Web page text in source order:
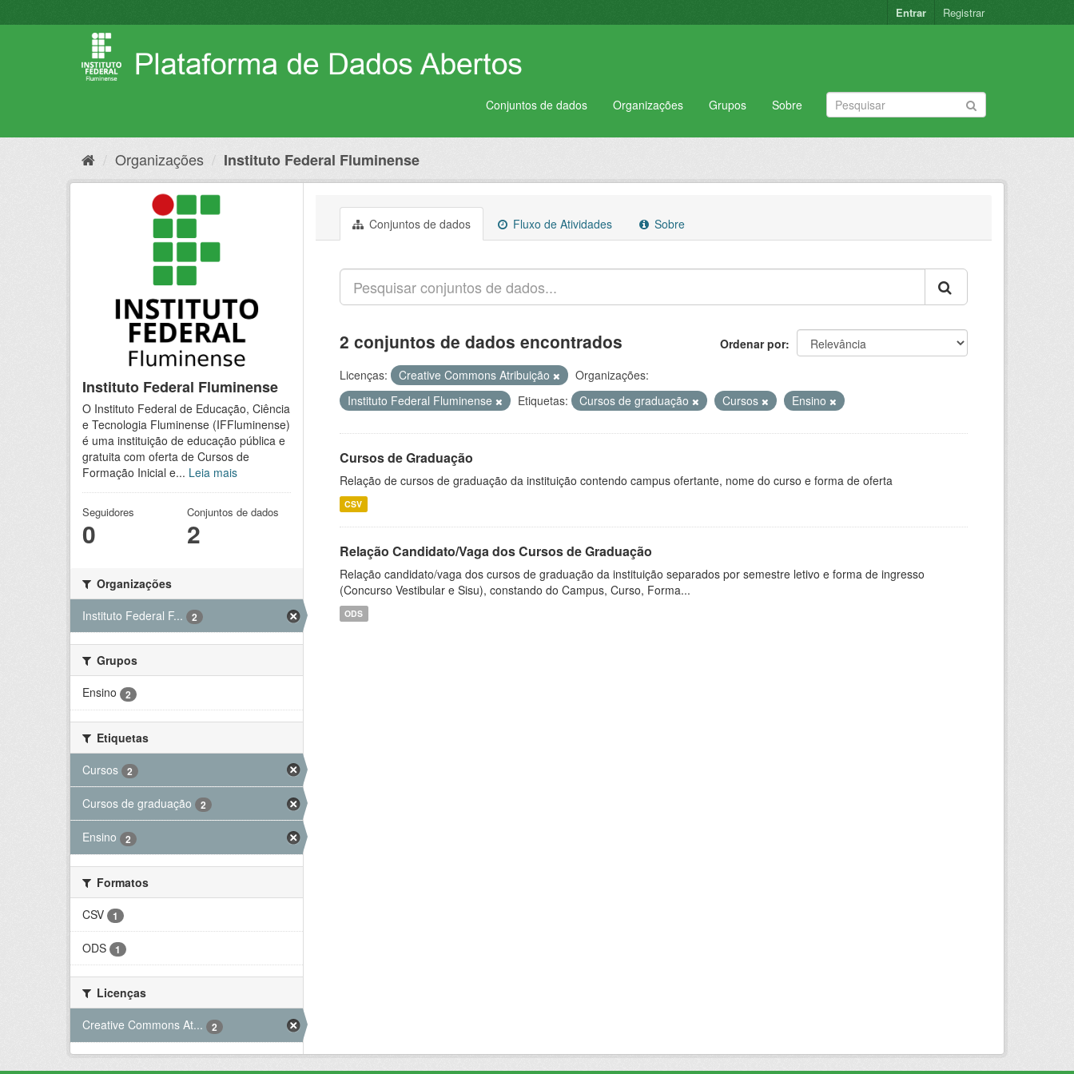
para
Entrar Registrar
Conjuntos de dados Organizações Grupos Sobre
Organizações Instituto Federal Fluminense
Instituto Federal Fluminense
O Instituto Federal de Educação, Ciência
e Tecnologia Fluminense (IFFluminense)
é uma instituição de educação pública e
gratuita com oferta de Cursos de
Formação Inicial e... Leia mais
Seguidores
0
Conjuntos de dados
2
Organizações
Instituto Federal F...
2
Grupos
Ensino
2
Etiquetas
Cursos
2
Cursos de graduação 2
Ensino 2
Formatos
CSV
1
ODS 1
Licenças
Creative Commons At...
2
Conjuntos de dados Fluxo de Atividades Sobre
Ordenar por
2 conjuntos de dados encontrados
Licenças: Creative Commons Atribuição
Organizações:
Instituto Federal Fluminense
Etiquetas: Cursos de graduação Cursos Ensino
Cursos de Graduação
Relação de cursos de graduação da instituição contendo campus ofertante, nome do curso e forma de oferta
CSV
Relação Candidato/Vaga dos Cursos de Graduação
Relação candidato/vaga dos cursos de graduação da instituição separados por semestre letivo e forma de ingresso
(Concurso Vestibular e Sisu), constando do Campus, Curso, Forma...
ODS